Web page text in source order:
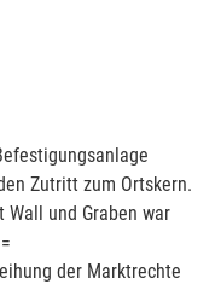
Zutritt zum Ortskern.
und Graben war
der Marktrechte